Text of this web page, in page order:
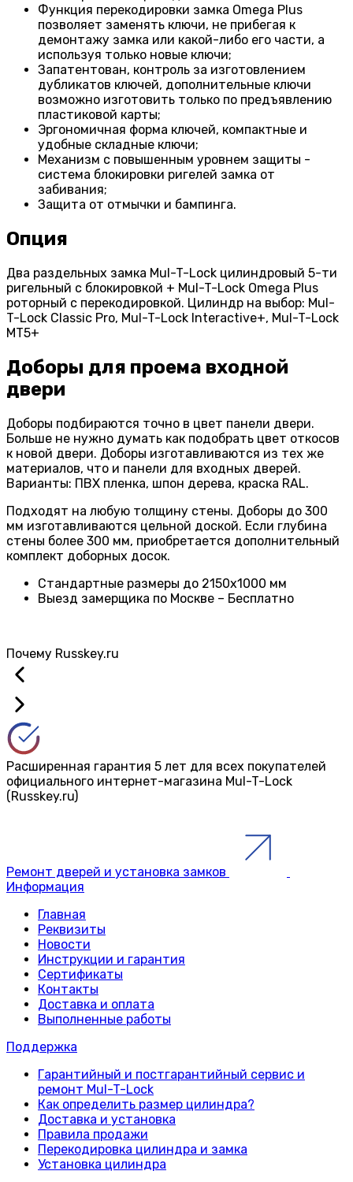
Функция перекодировки замка Omega Plus
позволяет заменять ключи, не прибегая к
демонтажу замка или какой-либо его части, а
используя только новые ключи;
Запатентован, контроль за изготовлением
дубликатов ключей, дополнительные ключи
возможно изготовить только по предъявлению
пластиковой карты;
Эргономичная форма ключей, компактные и
удобные складные ключи;
Механизм с повышенным уровнем защиты -
система блокировки ригелей замка от
забивания;
Защита от отмычки и бампинга.
Опция
Два раздельных замка Mul-T-Lock цилиндровый 5-ти
ригельный с блокировкой + Mul-T-Lock Omega Plus
роторный с перекодировкой. Цилиндр на выбор: Mul-
T-Lock Classic Pro, Mul-T-Lock Interactive+, Mul-T-Lock
MT5+
Доборы для проема входной
двери
Доборы подбираются точно в цвет панели двери.
Больше не нужно думать как подобрать цвет откосов
к новой двери. Доборы изготавливаются из тех же
материалов, что и панели для входных дверей.
Варианты: ПВХ пленка, шпон дерева, краска RAL.
Подходят на любую толщину стены. Доборы до 300
мм изготавливаются цельной доской. Если глубина
стены более 300 мм, приобретается дополнительный
комплект доборных досок.
Стандартные размеры до 2150х1000 мм
Выезд замерщика по Москве – Бесплатно
Почему Russkey.ru
Расширенная гарантия 5 лет для всех покупателей
официального интернет-магазина Mul-T-Lock
(Russkey.ru)
Ремонт дверей и установка замков
Информация
Главная
Реквизиты
Новости
Инструкции и гарантия
Сертификаты
Контакты
Доставка и оплата
Выполненные работы
Поддержка
Гарантийный и постгарантийный сервис и
ремонт Mul-T-Lock
Как определить размер цилиндра?
Доставка и установка
Правила продажи
Перекодировка цилиндра и замка
Установка цилиндра